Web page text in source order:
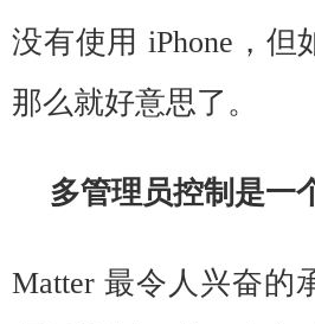
没有使用 iPhone，但
那么就好意思了。
多管理员控制是一
Matter 最令人兴奋的